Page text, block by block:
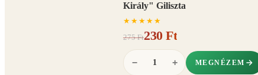
Király" Giliszta
★ ★ ★ ★ ★
275 Ft230 Ft
− + MEGNÉZEM